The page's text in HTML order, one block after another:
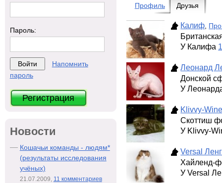
Профиль Друзья
Калиф
У Калифа
Леонард
Донской
У
Klivvy-
Скоттиш
У Klivvy-
Versal
Хайленд-
У Versal
Пароль:
Напомнить
пароль
Регистрация
Новости
Кошачьи команды - людям*
(результаты исследования
учёных)
21.07.2009, 11 комментариев